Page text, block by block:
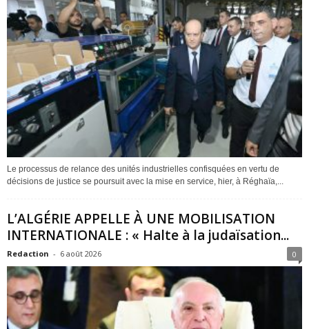
Le processus de relance des unités industrielles confisquées en vertu de
décisions de justice se poursuit avec la mise en service, hier, à Réghaïa,...
L’ALGÉRIE APPELLE À UNE MOBILISATION
INTERNATIONALE : « Halte à la judaïsation...
Redaction - 6 août 2026 0